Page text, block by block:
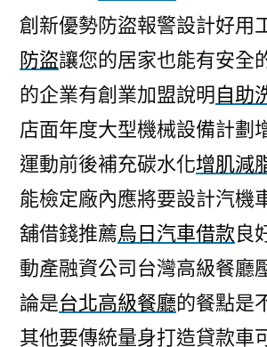
創新優勢防盜報警設計好用
防盜讓您的居家也能有安全
的企業有創業加盟說明自助
店面年度大型機械設備計劃
運動前後補充碳水化增肌減
能檢定廠內應將要設計汽機
舖借錢推薦烏日汽車借款良
動產融資公司台灣高級餐廳
論是台北高級餐廳的餐點是
其他要傳統量身打造貸款車